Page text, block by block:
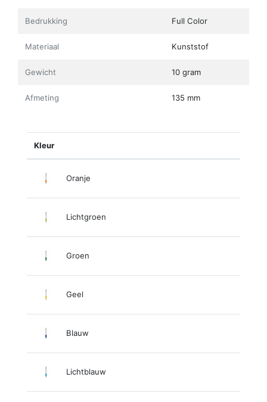
Bedrukking Full Color
Materiaal Kunststof
Gewicht 10 gram
Afmeting 135 mm
Kleur
Oranje
Lichtgroen
Groen
Geel
Blauw
Lichtblauw